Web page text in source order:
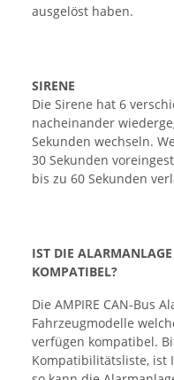
ausgelöst haben.
SIRENE
Die Sirene hat 6
nacheinander
Sekunden wechseln.
30 Sekunden
bis zu 60 Sekunden
IST DIE
KOMPATIBEL?
Die AMPIRE CAN-Bus
Fahrzeugmodelle
verfügen kompatibel.
Kompatibilitätsliste, ist